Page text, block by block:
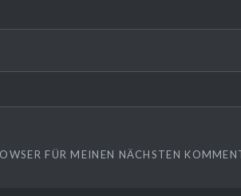
FÜR MEINEN NÄCHSTEN